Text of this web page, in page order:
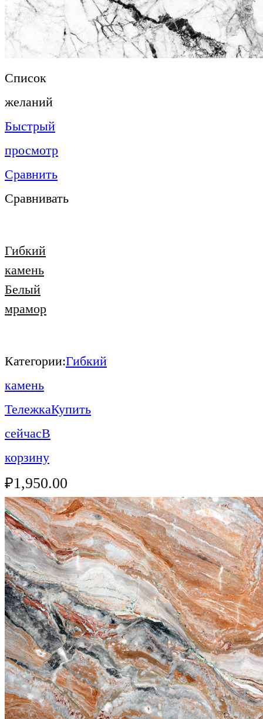
Список
желаний
Быстрый
просмотр
Сравнить
Сравнивать
Гибкий
камень
Белый
мрамор
Категории:Гибкий
камень
ТележкаКупить
сейчасВ
корзину
₽1,950.00